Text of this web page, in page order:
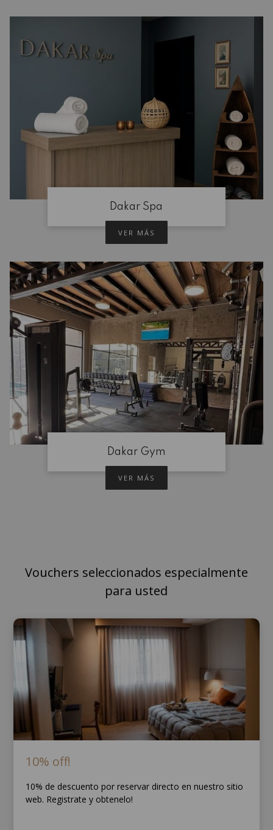
Dakar Spa
VER MÁS
Dakar Gym
VER MÁS
Vouchers seleccionados especialmente
para usted
10% off!
10% de descuento por reservar directo en nuestro sitio
web. Registrate y obtenelo!